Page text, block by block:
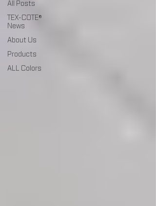
All Posts
TEX-COTE®
News
About Us
Products
ALL Colors